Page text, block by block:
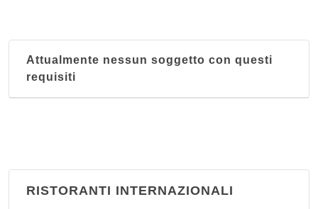
Attualmente nessun soggetto con questi
requisiti
RISTORANTI INTERNAZIONALI